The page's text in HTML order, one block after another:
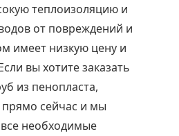
теплоизоляцию и
от повреждений и
имеет низкую цену и
вы хотите заказать
из пенопласта,
сейчас и мы
необходимые